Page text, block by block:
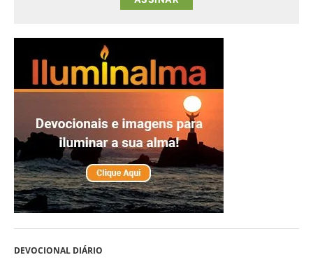
DEVOCIONAL DIÁRIO